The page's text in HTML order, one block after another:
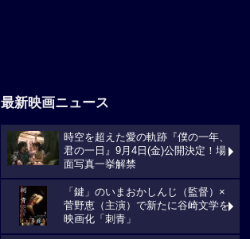
最新映画ニュース
時空を超えた愛の軌跡『僕の一年、
君の一日』9月4日(金)公開決定！場
面写真一挙解禁
「鍵」のいまおかしんじ（監督）×
菅野恵（主演）で新たに谷崎文学を
映画化「刺青」